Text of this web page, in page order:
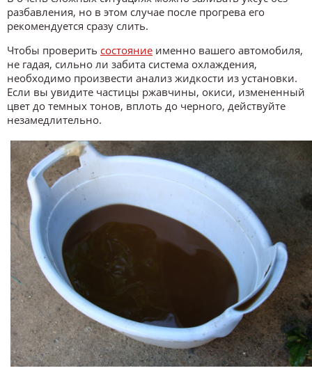
разбавления, но в этом случае после прогрева его
рекомендуется сразу слить.
Чтобы проверить состояние именно вашего автомобиля,
не гадая, сильно ли забита система охлаждения,
необходимо произвести анализ жидкости из установки.
Если вы увидите частицы ржавчины, окиси, измененный
цвет до темных тонов, вплоть до черного, действуйте
незамедлительно.